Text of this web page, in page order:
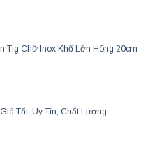
Tig Chữ Inox Khổ Lớn Hông 20cm
Tốt, Uy Tín, Chất Lượng